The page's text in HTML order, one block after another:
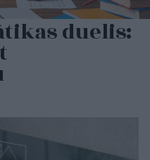
duelis: